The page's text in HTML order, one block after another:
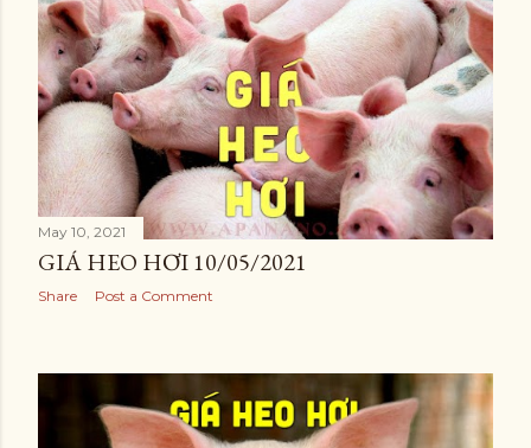
May 10, 2021
GIÁ HEO HƠI 10/05/2021
Share Post a Comment